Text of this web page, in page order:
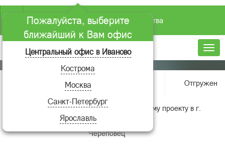
Пожалуйста, выберите
ближайший к Вам офис
Центральный офис в Иваново
Кострома
Москва
Санкт-Петербург
Ярославль
Условия строительства
Меню
О компании Отгружен
домокомплект дома по индивидуальному проекту в г.
Череповец